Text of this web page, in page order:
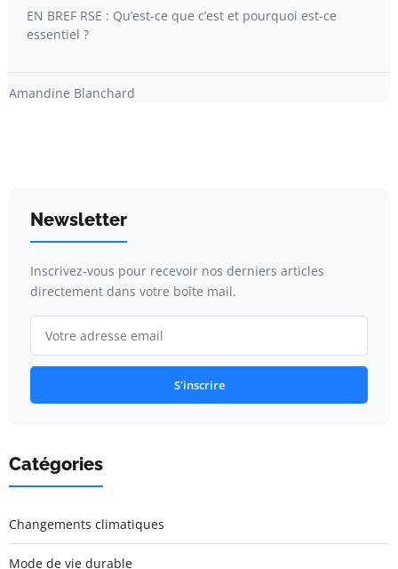
EN BREF RSE : Qu’est-ce que c’est et pourquoi est-ce
essentiel ?
Amandine Blanchard
Newsletter
Inscrivez-vous pour recevoir nos derniers articles
directement dans votre boîte mail.
S'inscrire
Catégories
Changements climatiques
Mode de vie durable